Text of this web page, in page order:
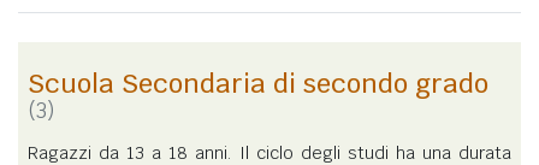
Scuola Secondaria di secondo grado
(3)
Ragazzi da 13 a 18 anni. Il ciclo degli studi ha una durata